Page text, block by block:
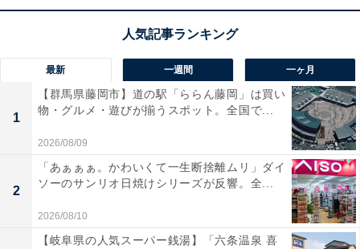
Dolby AtmosやDTS:Xにも対応しており、全方位から音
に包み込まれるような贅沢な視聴体験が楽しめます。
HDMIケーブル1本でテレビと簡単に接続できる手軽さも
嬉しいですね。リビングを本格的なシアタールームへと
鮮やかに変えてくれる、非常に頼もしい1台です。
ソニーのサウンドバー「HT-A3000」の口コミは？
ソニーのサウンドバー「HT-A3000」には以下のような
口コミが寄せられています。
最新 一週間 一ヶ月
1
【群馬県藤岡市】道の駅「ららん藤岡」は買い
物・グルメ・遊びが揃うスポット。全国で...
2026/08/09
2
「あぁぁぁ。かわいくて一生断捨離ムリ」ダイ
ソーのサンリオ日焼けシリーズが反響。全...
2026/08/10
【岐阜県の人気スーパー銭湯】「六条温泉 喜